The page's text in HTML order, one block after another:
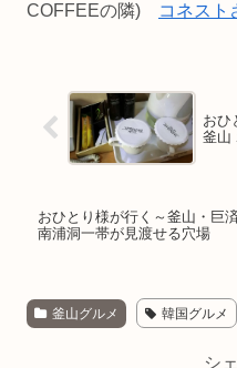
COFFEEの隣)
コネスト
おひ
釜山
おひとり様が行く～釜山・巨
南浦洞一帯が見渡せる穴場
釜山グルメ 韓国グルメ
シ